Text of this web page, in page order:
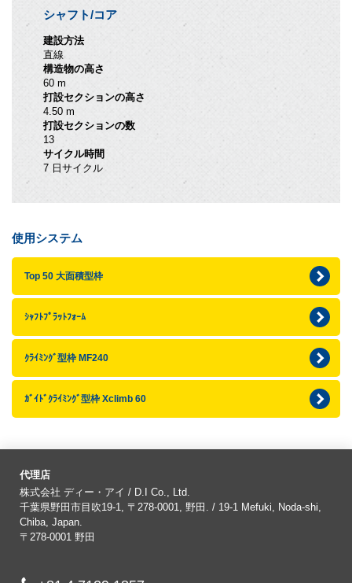
シャフト/コア
建設方法
直線
構造物の高さ
60 m
打設セクションの高さ
4.50 m
打設セクションの数
13
サイクル時間
7 日サイクル
使用システム
Top 50 大面積型枠
ｼｬﾌﾄﾌﾟﾗｯﾄﾌｫｰﾑ
ｸﾗｲﾐﾝｸﾞ型枠 MF240
ｶﾞｲﾄﾞｸﾗｲﾐﾝｸﾞ型枠 Xclimb 60
代理店
株式会社 ディー・アイ / D.I Co., Ltd.
千葉県野田市目吹19-1, 〒278-0001, 野田. / 19-1 Mefuki, Noda-shi,
Chiba, Japan.
〒278-0001 野田